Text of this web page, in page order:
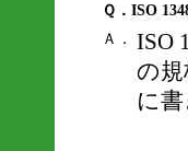
Ｑ．ISO
Ａ．
ISO
の
に